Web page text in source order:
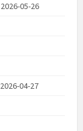
2026-05-26
2026-04-27